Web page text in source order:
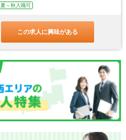
夏～秋入職可
この求人に興味がある